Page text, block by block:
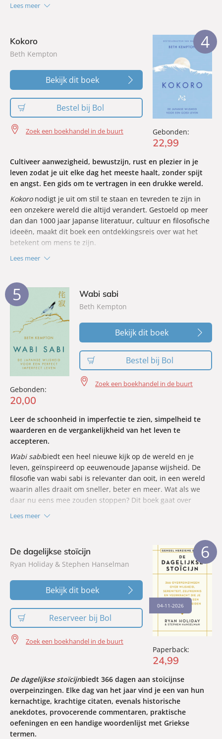
ervaringen die hij als psychiater, humanist, activist,
en inzichten in wat een goed leven behelst zal bij iedereen
een snaar raken, van overspannen millenials tot
overpeinzende pensionado’s.
Lees meer
4
Gebonden:
22,99
Kokoro
Beth Kempton
Bekijk dit boek
Bestel bij Bol
Zoek een boekhandel in de buurt
Cultiveer aanwezigheid, bewustzijn, rust en plezier in je
leven zodat je uit elke dag het meeste haalt, zonder spijt
en angst. Een gids om te vertragen in een drukke wereld.
Kokoronodigt je uit om stil te staan en tevreden te zijn in
een onzekere wereld die altijd verandert. Gestoeld op meer
dan dan 1000 jaar Japanse literatuur, cultuur en filosofische
ideeën, maakt dit boek een ontdekkingsreis over wat het
betekent om mens te zijn.
Kokoro wat ‘hart/hoofd’ betekent – staat voor een goed
manier ontdekt om naar de wereld te kijken, zodat je het
leven anders gaat benaderen.
Lees meer
5
Gebonden:
20,00
Wabi sabi
Beth Kempton
Bekijk dit boek
Bestel bij Bol
Zoek een boekhandel in de buurt
Leer de schoonheid in imperfectie te zien, simpelheid te
waarderen en de vergankelijkheid van het leven te
accepteren.
Wabi sabibiedt een heel nieuwe kijk op de wereld en je
leven, geïnspireerd op eeuwenoude Japanse wijsheid. De
filosofie van wabi sabi is relevanter dan ooit, in een wereld
waarin alles draait om sneller, beter en meer. Wat als we
daar nu eens mee zouden stoppen? Dit boek gaat over
helpt je om deze filosofie in elk facet van je leven toe te
passen.
Lees meer
6
04-11-2026
Paperback:
24,99
De dagelijkse stoïcijn
Ryan Holiday & Stephen Hanselman
Bekijk dit boek
Reserveer bij Bol
Zoek een boekhandel in de buurt
De dagelijkse stoïcijnbiedt 366 dagen aan stoïcijnse
overpeinzingen. Elke dag van het jaar vind je een van hun
kernachtige, krachtige citaten, evenals historische
anekdotes, provocerende commentaren, praktische
oefeningen en een handige woordenlijst met Griekse
termen.